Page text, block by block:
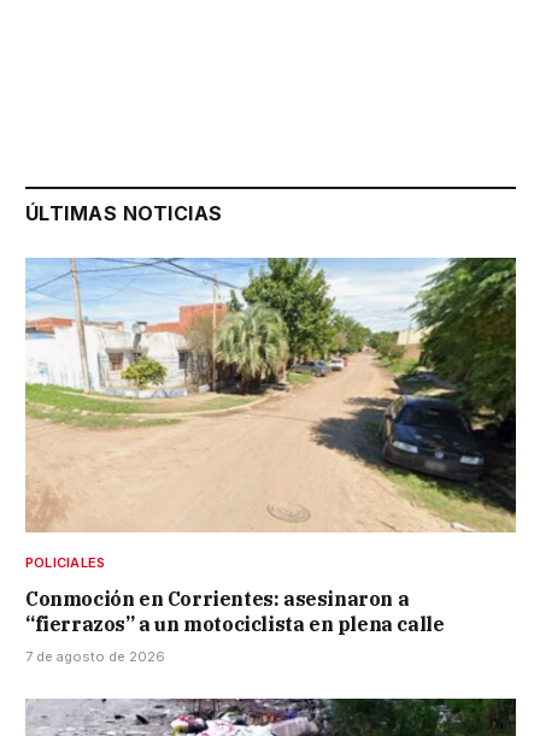
ÚLTIMAS NOTICIAS
POLICIALES
Conmoción en Corrientes: asesinaron a
“fierrazos” a un motociclista en plena calle
7 de agosto de 2026